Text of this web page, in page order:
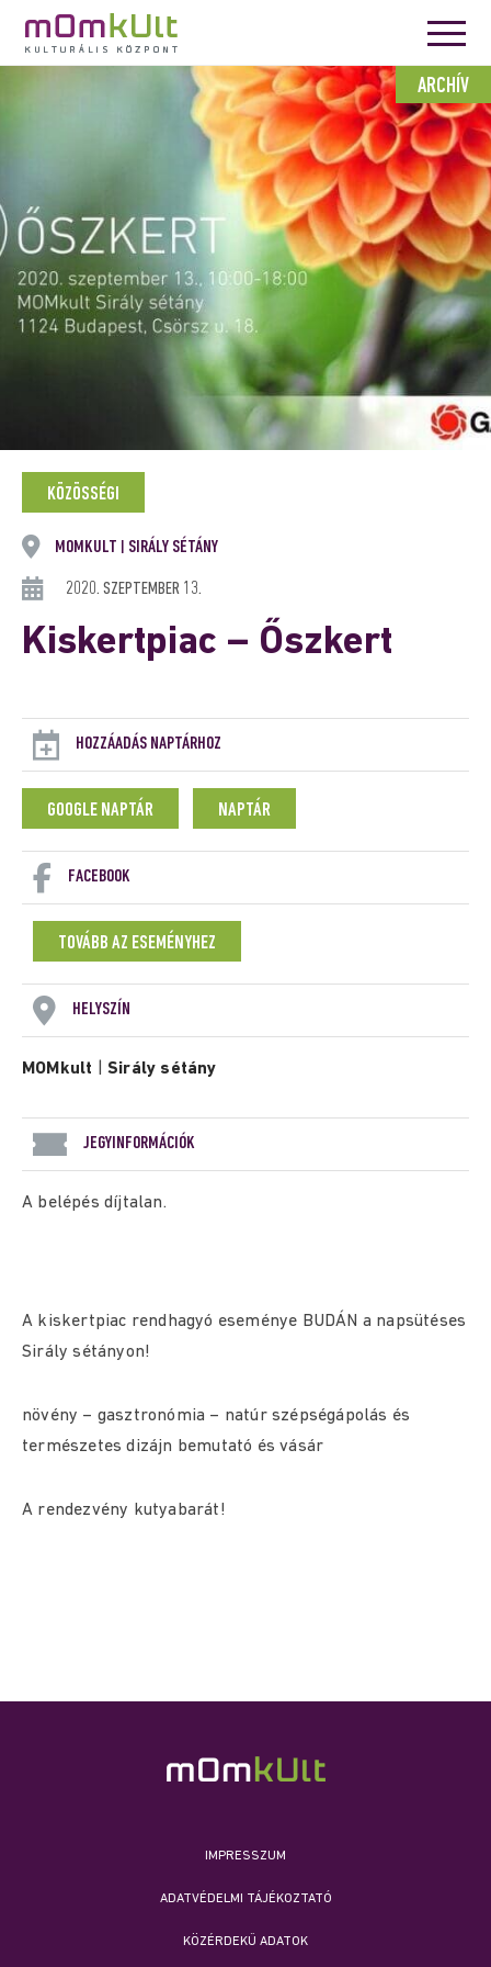
ARCHÍV
KÖZÖSSÉGI
MOMKULT SIRÁLY SÉTÁNY
2020. SZEPTEMBER 13.
Kiskertpiac – Őszkert
HOZZÁADÁS NAPTÁRHOZ
GOOGLE NAPTÁR NAPTÁR
FACEBOOK
TOVÁBB AZ ESEMÉNYHEZ
HELYSZÍN
MOMkult |Sirály sétány
JEGYINFORMÁCIÓK
A belépés díjtalan.
A kiskertpiac rendhagyó eseménye BUDÁN a napsütéses
Sirály sétányon!
növény – gasztronómia – natúr szépségápolás és
természetes dizájn bemutató és vásár
A rendezvény kutyabarát!
IMPRESSZUM
ADATVÉDELMI TÁJÉKOZTATÓ
KÖZÉRDEKŰ ADATOK